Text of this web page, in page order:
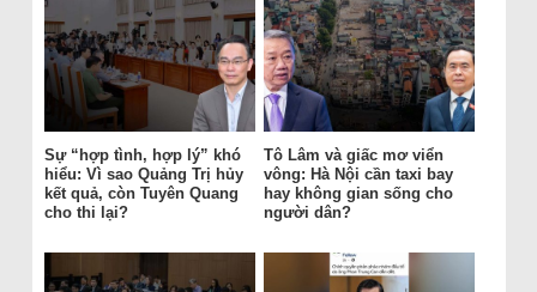
Sự “hợp tình, hợp lý” khó
hiểu: Vì sao Quảng Trị hủy
kết quả, còn Tuyên Quang
cho thi lại?
Tô Lâm và giấc mơ viển
vông: Hà Nội cần taxi bay
hay không gian sống cho
người dân?